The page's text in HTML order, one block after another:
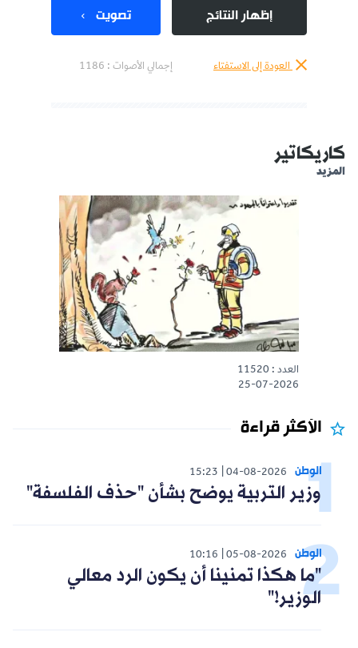
إظهار النتائج تصويت
العودة إلى الاستفتاء إجمالي الأصوات : 1186
كاريكاتير
المزيد
العدد : 11520
25-07-2026
الأكثر قراءة
الوطن 04-08-2026
15:23
وزير التربية يوضح بشأن "حذف الفلسفة"
الوطن 05-08-2026
10:16
"ما هكذا تمنينا أن يكون الرد معالي
الوزير!"